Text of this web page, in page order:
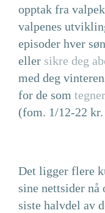
opptak fra
valpenes
episoder hver
eller sikre deg
med deg
for de som
(fom. 1/12-22
Det ligger flere
sine nettsider nå
siste halvdel av